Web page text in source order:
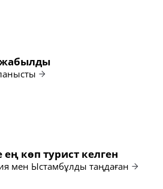
жабылды
көп турист келген
мен Ыстамбұлды таңдаған